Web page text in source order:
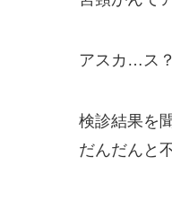
アスカ…ス
検診結果を
だんだんと